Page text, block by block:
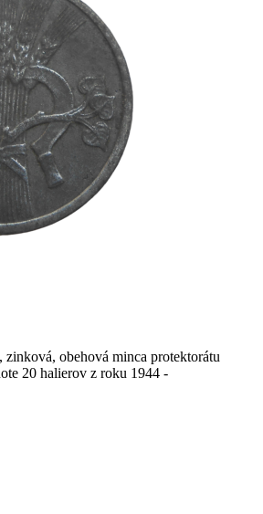
zinková, obehová minca protektorátu
20 halierov z roku 1944 -